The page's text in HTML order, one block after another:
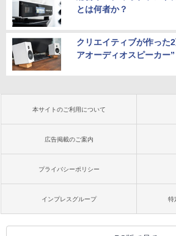
とは何者か？
クリエイティブが作った
アオーディオスピーカー”
本サイトのご利用について
広告掲載のご案内
プライバシーポリシー
インプレスグループ 特